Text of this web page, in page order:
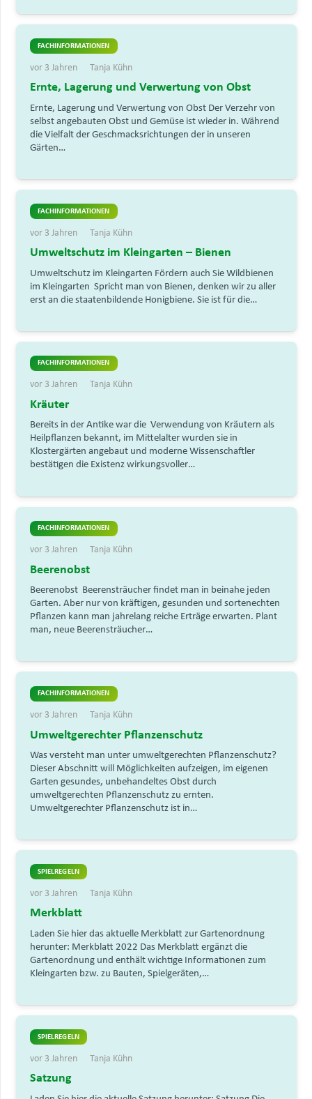
FACHINFORMATIONEN
vor 3 Jahren Tanja Kühn
Ernte, Lagerung und Verwertung von Obst
Ernte, Lagerung und Verwertung von Obst Der Verzehr von
selbst angebauten Obst und Gemüse ist wieder in. Während
die Vielfalt der Geschmacksrichtungen der in unseren
Gärten…
FACHINFORMATIONEN
vor 3 Jahren Tanja Kühn
Umweltschutz im Kleingarten – Bienen
Umweltschutz im Kleingarten Fördern auch Sie Wildbienen
im Kleingarten Spricht man von Bienen, denken wir zu aller
erst an die staatenbildende Honigbiene. Sie ist für die…
FACHINFORMATIONEN
vor 3 Jahren Tanja Kühn
Kräuter
Bereits in der Antike war die Verwendung von Kräutern als
Heilpflanzen bekannt, im Mittelalter wurden sie in
Klostergärten angebaut und moderne Wissenschaftler
bestätigen die Existenz wirkungsvoller…
FACHINFORMATIONEN
vor 3 Jahren Tanja Kühn
Beerenobst
Beerenobst Beerensträucher findet man in beinahe jeden
Garten. Aber nur von kräftigen, gesunden und sortenechten
Pflanzen kann man jahrelang reiche Erträge erwarten. Plant
man, neue Beerensträucher…
FACHINFORMATIONEN
vor 3 Jahren Tanja Kühn
Umweltgerechter Pflanzenschutz
Was versteht man unter umweltgerechten Pflanzenschutz?
Dieser Abschnitt will Möglichkeiten aufzeigen, im eigenen
Garten gesundes, unbehandeltes Obst durch
umweltgerechten Pflanzenschutz zu ernten.
Umweltgerechter Pflanzenschutz ist in…
SPIELREGELN
vor 3 Jahren Tanja Kühn
Merkblatt
Laden Sie hier das aktuelle Merkblatt zur Gartenordnung
herunter: Merkblatt 2022 Das Merkblatt ergänzt die
Gartenordnung und enthält wichtige Informationen zum
Kleingarten bzw. zu Bauten, Spielgeräten,…
SPIELREGELN
vor 3 Jahren Tanja Kühn
Satzung